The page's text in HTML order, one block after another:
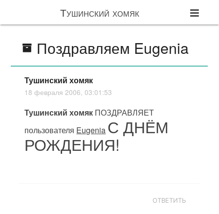
Тушинский хомяк
Поздравляем Eugenia
Тушинский хомяк
18 февраля 2006, 03:01:53
Тушинский хомяк ПОЗДРАВЛЯЕТ
пользователя Eugenia С ДНЁМ
РОЖДЕНИЯ!
ОТВЕТИТЬ